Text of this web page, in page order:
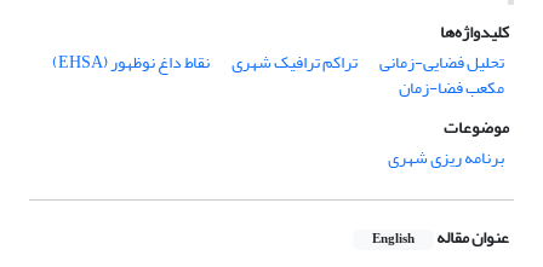
کلیدواژه‌ها
تحلیل فضایی-زمانی
تراکم ترافیک شهری نقاط داغ نوظهور (EHSA)
مکعب فضا-زمان
موضوعات
برنامه ریزی شهری
عنوان مقاله English